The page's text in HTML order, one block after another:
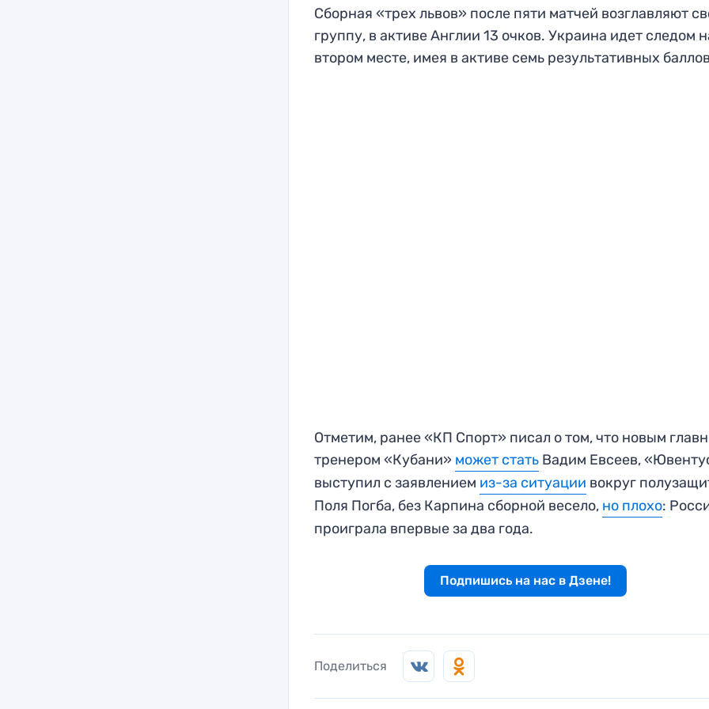
Сборная «трех львов» после пяти матчей возглавляют
группу, в активе Англии 13 очков. Украина идет следом
втором месте, имея в активе семь результативных
Отметим, ранее «КП Спорт» писал о том, что новым
тренером «Кубани» может стать Вадим Евсеев,
выступил с заявлением из-за ситуации вокруг
Поля Погба, без Карпина сборной весело, но плохо:
проиграла впервые за два года.
Подпишись на нас в Дзене!
Поделиться